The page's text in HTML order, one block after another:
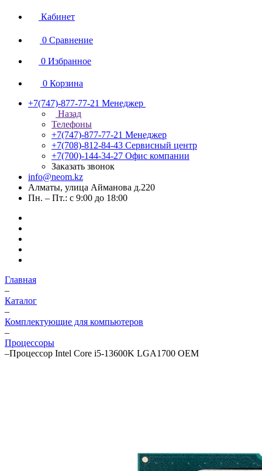
Кабинет
0 Сравнение
0 Избранное
0 Корзина
+7(747)-877-77-21 Менеджер
Назад
Телефоны
+7(747)-877-77-21 Менеджер
+7(708)-812-84-43 Сервисный центр
+7(700)-144-34-27 Офис компании
Заказать звонок
info@neom.kz
Алматы, улица Айманова д.220
Пн. – Пт.: с 9:00 до 18:00
Главная
–
Каталог
–
Комплектующие для компьютеров
–
Процессоры
–Процессор Intel Core i5-13600K LGA1700 OEM